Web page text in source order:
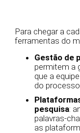
Para chegar a
ferramentas do
Gestão de
permitem a
que a
do
pesquisa:
palavras-
as